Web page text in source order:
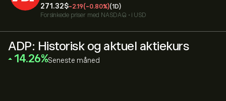
271.32‎$‎-2.19(-0.80%)(1D)
Forsinkede priser med NASDAQ • i USD
ADP: Historisk og aktuel aktiekurs
‎14.26‎ Seneste måned